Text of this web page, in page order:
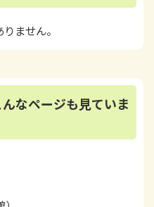
ません。
なページも見ていま